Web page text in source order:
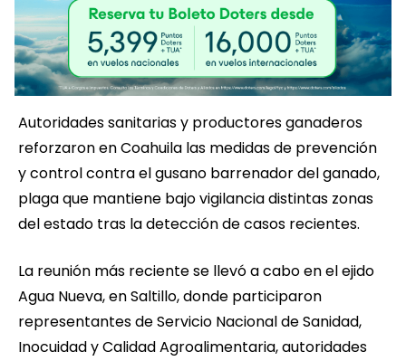
Autoridades sanitarias y productores ganaderos
reforzaron en Coahuila las medidas de prevención
y control contra el gusano barrenador del ganado,
plaga que mantiene bajo vigilancia distintas zonas
del estado tras la detección de casos recientes.
La reunión más reciente se llevó a cabo en el ejido
Agua Nueva, en Saltillo, donde participaron
representantes de Servicio Nacional de Sanidad,
Inocuidad y Calidad Agroalimentaria, autoridades